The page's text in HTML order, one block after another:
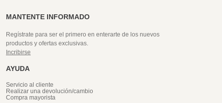
MANTENTE INFORMADO
Regístrate para ser el primero en enterarte de los nuevos
productos y ofertas exclusivas.
Incribirse
AYUDA
Servicio al cliente
Realizar una devolución/cambio
Compra mayorista